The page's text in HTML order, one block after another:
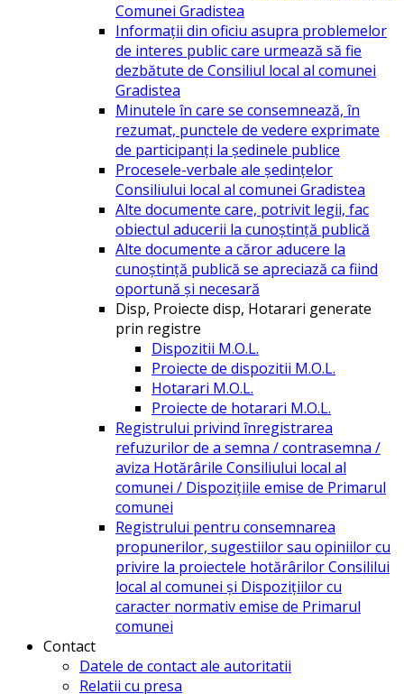
Comunei Gradistea
Informații din oficiu asupra problemelor
de interes public care urmează să fie
dezbătute de Consiliul local al comunei
Gradistea
Minutele în care se consemnează, în
rezumat, punctele de vedere exprimate
de participanți la ședinele publice
Procesele-verbale ale ședințelor
Consiliului local al comunei Gradistea
Alte documente care, potrivit legii, fac
obiectul aducerii la cunoștință publică
Alte documente a căror aducere la
cunoștință publică se apreciază ca fiind
oportună și necesară
Disp, Proiecte disp, Hotarari generate
prin registre
Dispozitii M.O.L.
Proiecte de dispozitii M.O.L.
Hotarari M.O.L.
Proiecte de hotarari M.O.L.
Registrului privind înregistrarea
refuzurilor de a semna / contrasemna /
aviza Hotărârile Consiliului local al
comunei / Dispozițiile emise de Primarul
comunei
Registrului pentru consemnarea
propunerilor, sugestiilor sau opiniilor cu
privire la proiectele hotărârilor Consililui
local al comunei și Dispozițiilor cu
caracter normativ emise de Primarul
comunei
Contact
Datele de contact ale autoritatii
Relatii cu presa